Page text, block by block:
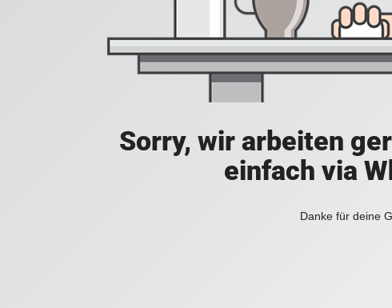
Sorry, wir arbeiten
einfach via
Danke für deine